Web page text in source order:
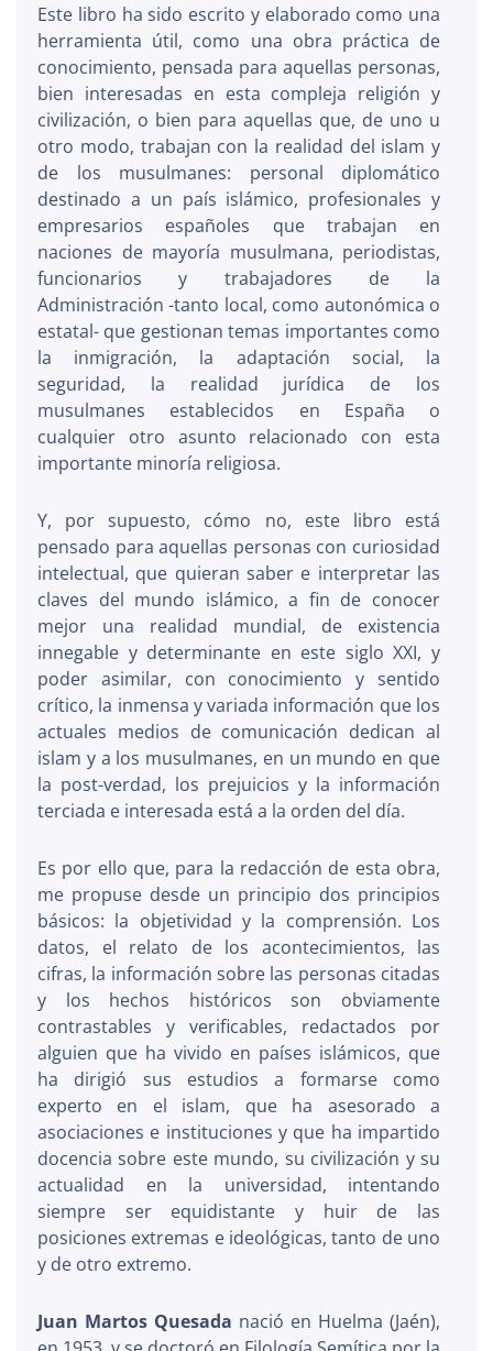
Este libro ha sido escrito y elaborado como una
herramienta útil, como una obra práctica de
conocimiento, pensada para aquellas personas,
bien interesadas en esta compleja religión y
civilización, o bien para aquellas que, de uno u
otro modo, trabajan con la realidad del islam y
de los musulmanes: personal diplomático
destinado a un país islámico, profesionales y
empresarios españoles que trabajan en
naciones de mayoría musulmana, periodistas,
funcionarios y trabajadores de la
Administración -tanto local, como autonómica o
estatal- que gestionan temas importantes como
la inmigración, la adaptación social, la
seguridad, la realidad jurídica de los
musulmanes establecidos en España o
cualquier otro asunto relacionado con esta
importante minoría religiosa.
Y, por supuesto, cómo no, este libro está
pensado para aquellas personas con curiosidad
intelectual, que quieran saber e interpretar las
claves del mundo islámico, a fin de conocer
mejor una realidad mundial, de existencia
innegable y determinante en este siglo XXI, y
poder asimilar, con conocimiento y sentido
crítico, la inmensa y variada información que los
actuales medios de comunicación dedican al
islam y a los musulmanes, en un mundo en que
la post-verdad, los prejuicios y la información
terciada e interesada está a la orden del día.
Es por ello que, para la redacción de esta obra,
me propuse desde un principio dos principios
básicos: la objetividad y la comprensión. Los
datos, el relato de los acontecimientos, las
cifras, la información sobre las personas citadas
y los hechos históricos son obviamente
contrastables y verificables, redactados por
alguien que ha vivido en países islámicos, que
ha dirigió sus estudios a formarse como
experto en el islam, que ha asesorado a
asociaciones e instituciones y que ha impartido
docencia sobre este mundo, su civilización y su
actualidad en la universidad, intentando
siempre ser equidistante y huir de las
posiciones extremas e ideológicas, tanto de uno
y de otro extremo.
Juan Martos Quesada nació en Huelma (Jaén),